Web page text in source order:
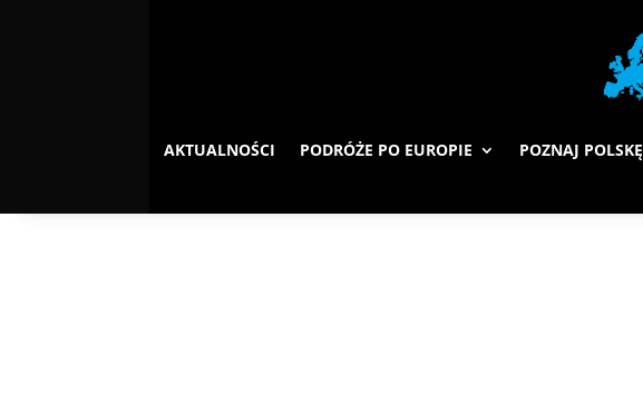
AKTUALNOŚCI PODRÓŻE PO EUROPIE POZNAJ POLSKĘ